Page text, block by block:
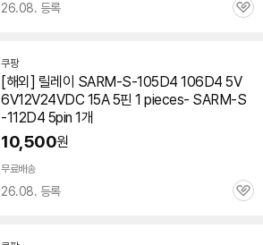
26.08. 등록
관
쿠팡
[해외] 릴레이 SARM-S-105D4 106D4 5V
6V12V24VDC 15A 5핀 1 pieces- SARM-S
-112D4 5pin 1개
10,500원
무료배송
26.08. 등록
관